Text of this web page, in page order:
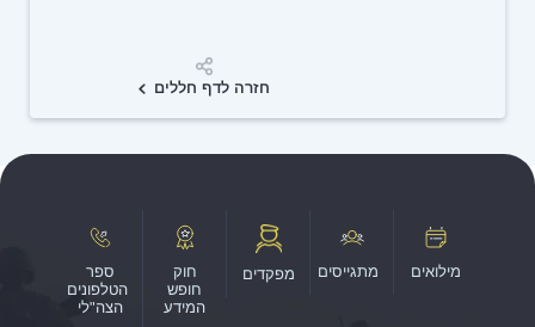
שיתוף
חזרה לדף חללים
מילואים מתגייסים מפקדים
חוק
חופש
המידע
ספר
הטלפונים
הצה"לי